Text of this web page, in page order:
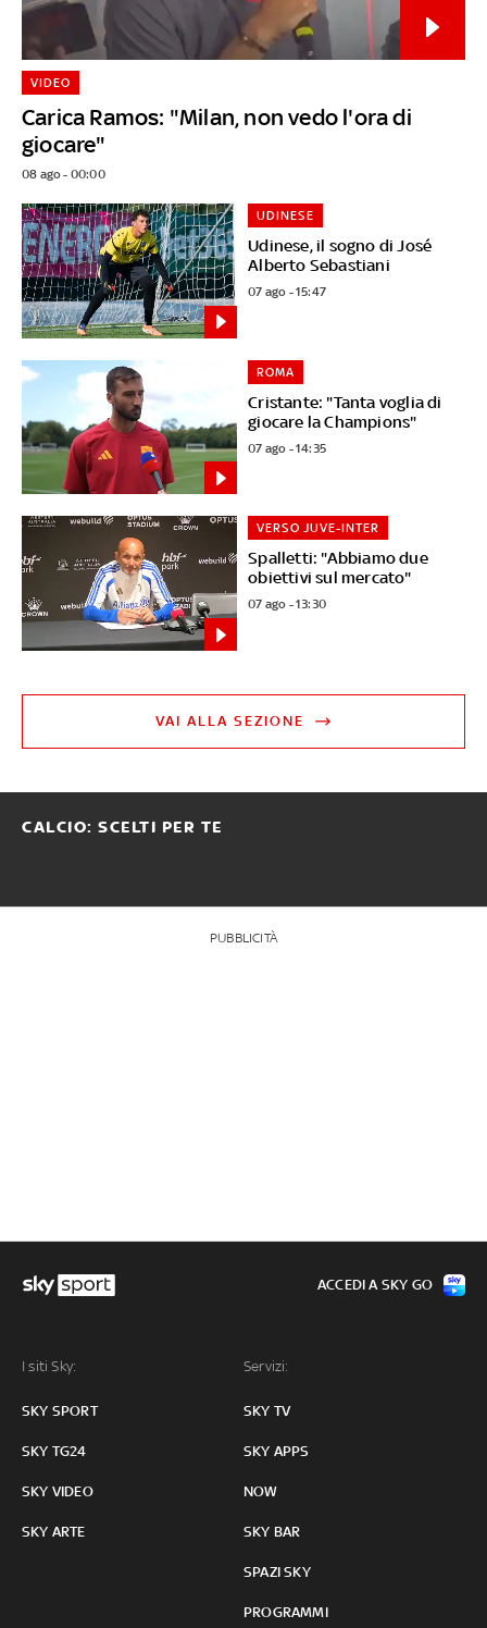
Carica Ramos: "Milan, non vedo l'ora di
giocare"
VIDEO
08 ago - 00:00
Udinese, il sogno di José
Alberto Sebastiani
UDINESE
07 ago - 15:47
Cristante: "Tanta voglia di
giocare la Champions"
ROMA
07 ago - 14:35
Spalletti: "Abbiamo due
obiettivi sul mercato"
VERSO JUVE-INTER
07 ago - 13:30
VAI ALLA SEZIONE
CALCIO: SCELTI PER TE
PUBBLICITÀ
I siti Sky:
SKY SPORT
SKY TG24
SKY VIDEO
SKY ARTE
Servizi:
SKY TV
SKY APPS
NOW
SKY BAR
SPAZI SKY
PROGRAMMI
ACCEDI A SKY GO